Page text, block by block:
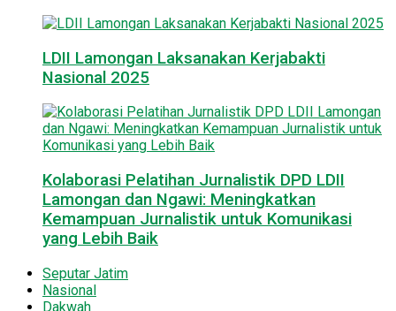
LDII Lamongan Laksanakan Kerjabakti
Nasional 2025
Kolaborasi Pelatihan Jurnalistik DPD LDII
Lamongan dan Ngawi: Meningkatkan
Kemampuan Jurnalistik untuk Komunikasi
yang Lebih Baik
Seputar Jatim
Nasional
Dakwah